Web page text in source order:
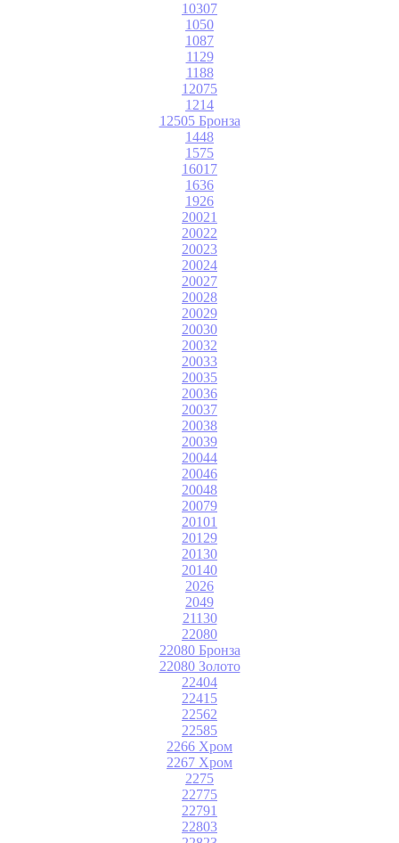
10307
1050
1087
1129
1188
12075
1214
12505 Бронза
1448
1575
16017
1636
1926
20021
20022
20023
20024
20027
20028
20029
20030
20032
20033
20035
20036
20037
20038
20039
20044
20046
20048
20079
20101
20129
20130
20140
2026
2049
21130
22080
22080 Бронза
22080 Золото
22404
22415
22562
22585
2266 Хром
2267 Хром
2275
22775
22791
22803